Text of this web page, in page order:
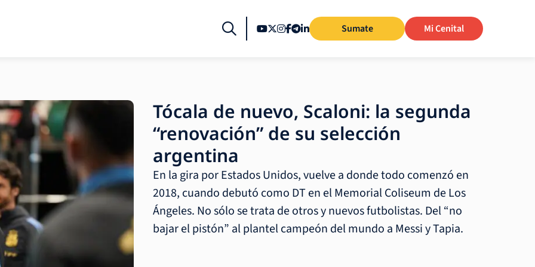
Sumate Mi Cenital
Tócala de nuevo, Scaloni: la segunda
“renovación” de su selección
argentina
En la gira por Estados Unidos, vuelve a donde todo comenzó en
2018, cuando debutó como DT en el Memorial Coliseum de Los
Ángeles. No sólo se trata de otros y nuevos futbolistas. Del “no
bajar el pistón” al plantel campeón del mundo a Messi y Tapia.